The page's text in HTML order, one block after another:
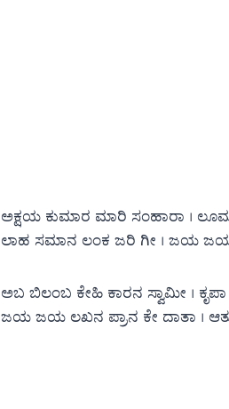
ಅಕ್ಷಯ ಕುಮಾರ ಮಾರಿ ಸಂಹಾರಾ ।
ಲಾಹ ಸಮಾನ ಲಂಕ ಜರಿ ಗೀ । ಜಯ ಜಯ
ಅಬ ಬಿಲಂಬ ಕೇಹಿ ಕಾರನ ಸ್ವಾಮೀ ।
ಜಯ ಜಯ ಲಖನ ಪ್ರಾನ ಕೇ ದಾತಾ ।